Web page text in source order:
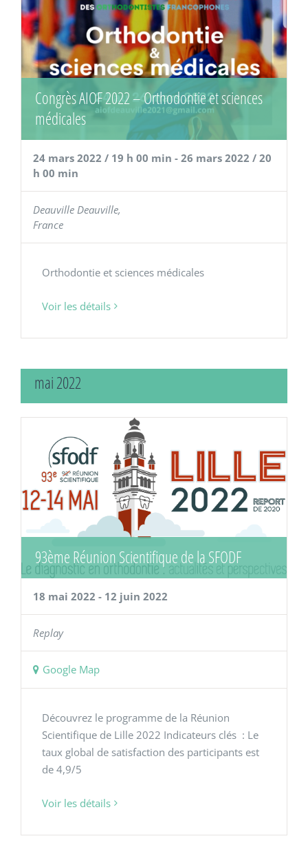
Congrès AIOF 2022 – Orthodontie et sciences
médicales
24 mars 2022 / 19 h 00 min -26 mars 2022 / 20
h 00 min
Deauville Deauville,
France
Orthodontie et sciences médicales
Voir les détails
mai 2022
93ème Réunion Scientifique de la SFODF
18 mai 2022 - 12 juin 2022
Replay
Google Map
Découvrez le programme de la Réunion
Scientifique de Lille 2022 Indicateurs clés : Le
taux global de satisfaction des participants est
de 4,9/5
Voir les détails